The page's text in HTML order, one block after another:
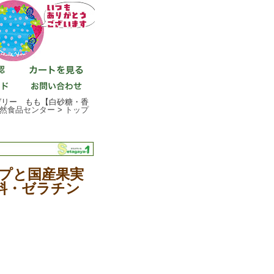
リー もも【白砂糖・香
食品センター > トップ
と国産果実
・ゼラチン